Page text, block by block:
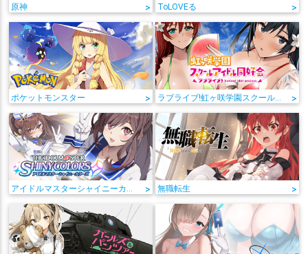
原神 > ToLOVEる >
ポケットモンスター > >
アイドルマスターシャイニーカラーズ > 無職転生 >